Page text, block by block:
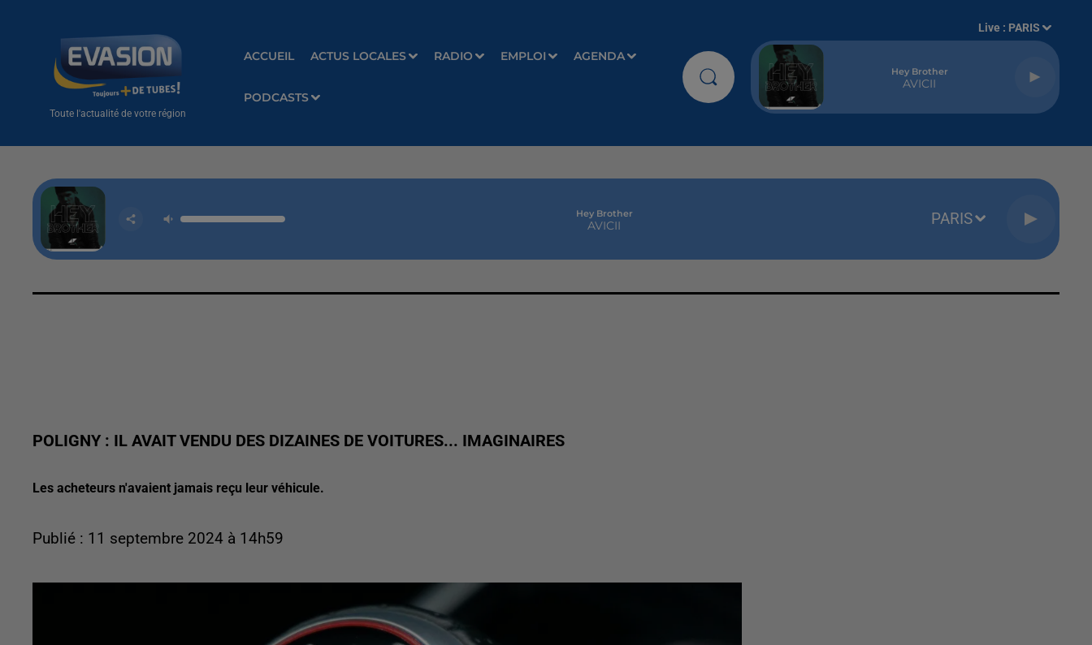
Toute l'actualité de votre région
ACCUEIL ACTUS LOCALES RADIO EMPLOI AGENDA
PODCASTS
Live : PARIS
Hey Brother
AVICII
Hey Brother
AVICII PARIS
POLIGNY : IL AVAIT VENDU DES DIZAINES DE VOITURES... IMAGINAIRES
Les acheteurs n'avaient jamais reçu leur véhicule.
Publié : 11 septembre 2024 à 14h59